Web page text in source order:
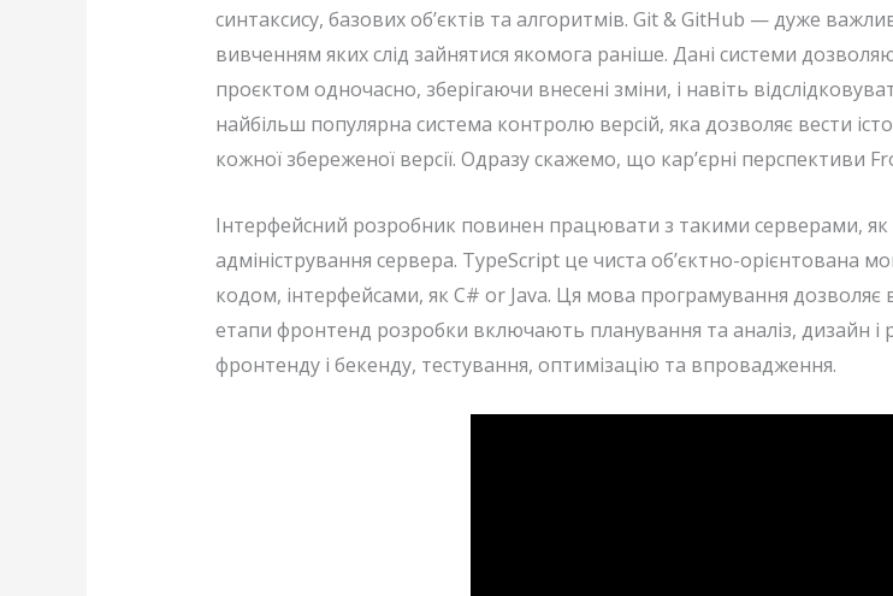
синтаксису, базових об’єктів та алгоритмів. Git & GitHub — дуже
вивченням яких слід зайнятися якомога раніше. Дані системи
проєктом одночасно, зберігаючи внесені зміни, і навіть
найбільш популярна система контролю версій, яка дозволяє вести
кожної збереженої версії. Одразу скажемо, що кар’єрні перспективи
Інтерфейсний розробник повинен працювати з такими серверами, як
адміністрування сервера. TypeScript це чиста об’єктно-орієнтована
кодом, інтерфейсами, як C# or Java. Ця мова програмування дозволяє
етапи фронтенд розробки включають планування та аналіз, дизайн і
фронтенду і бекенду, тестування, оптимізацію та впровадження.